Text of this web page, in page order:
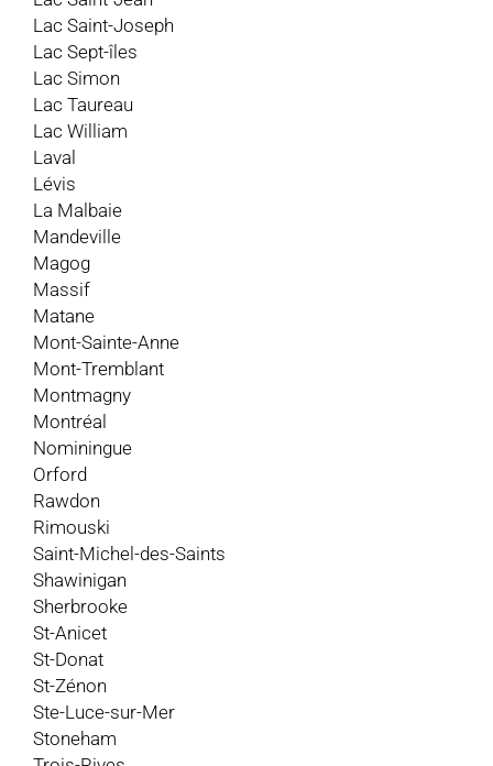
Lac Saint-Joseph
Lac Sept-îles
Lac Simon
Lac Taureau
Lac William
Laval
Lévis
La Malbaie
Mandeville
Magog
Massif
Matane
Mont-Sainte-Anne
Mont-Tremblant
Montmagny
Montréal
Nominingue
Orford
Rawdon
Rimouski
Saint-Michel-des-Saints
Shawinigan
Sherbrooke
St-Anicet
St-Donat
St-Zénon
Ste-Luce-sur-Mer
Stoneham